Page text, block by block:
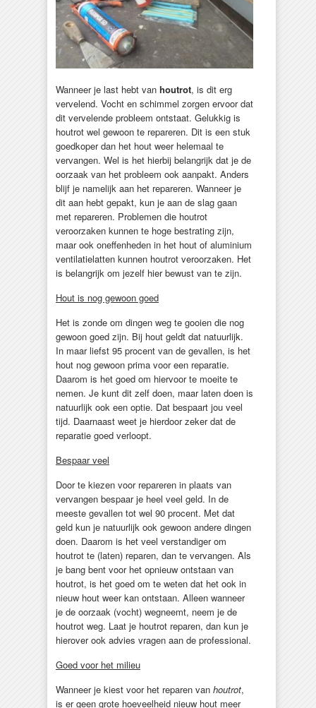
Wanneer je last hebt van houtrot, is dit erg
vervelend. Vocht en schimmel zorgen ervoor dat
dit vervelende probleem ontstaat. Gelukkig is
houtrot wel gewoon te repareren. Dit is een stuk
goedkoper dan het hout weer helemaal te
vervangen. Wel is het hierbij belangrijk dat je de
oorzaak van het probleem ook aanpakt. Anders
blijf je namelijk aan het repareren. Wanneer je
dit aan hebt gepakt, kun je aan de slag gaan
met repareren. Problemen die houtrot
veroorzaken kunnen te hoge bestrating zijn,
maar ook oneffenheden in het hout of aluminium
ventilatielatten kunnen houtrot veroorzaken. Het
is belangrijk om jezelf hier bewust van te zijn.
Hout is nog gewoon goed
Het is zonde om dingen weg te gooien die nog
gewoon goed zijn. Bij hout geldt dat natuurlijk.
In maar liefst 95 procent van de gevallen, is het
hout nog gewoon prima voor een reparatie.
Daarom is het goed om hiervoor te moeite te
nemen. Je kunt dit zelf doen, maar laten doen is
natuurlijk ook een optie. Dat bespaart jou veel
tijd. Daarnaast weet je hierdoor zeker dat de
reparatie goed verloopt.
Bespaar veel
Door te kiezen voor repareren in plaats van
vervangen bespaar je heel veel geld. In de
meeste gevallen tot wel 90 procent. Met dat
geld kun je natuurlijk ook gewoon andere dingen
doen. Daarom is het veel verstandiger om
houtrot te (laten) reparen, dan te vervangen. Als
je bang bent voor het opnieuw ontstaan van
houtrot, is het goed om te weten dat het ook in
nieuw hout weer kan ontstaan. Alleen wanneer
je de oorzaak (vocht) wegneemt, neem je de
houtrot weg. Laat je houtrot reparen, dan kun je
hierover ook advies vragen aan de professional.
Goed voor het milieu
Wanneer je kiest voor het reparen van houtrot,
is er geen grote hoeveelheid nieuw hout meer